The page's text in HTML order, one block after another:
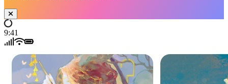
9:41